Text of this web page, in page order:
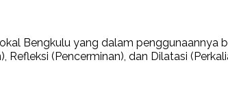
Bengkulu yang dalam penggunaannya
(Pencerminan), dan Dilatasi